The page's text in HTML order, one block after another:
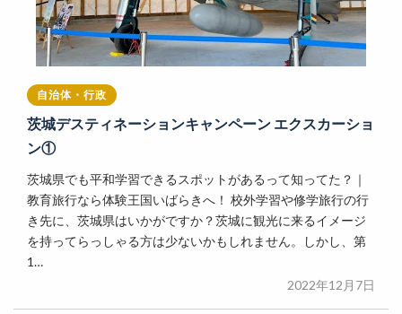
自治体・行政
茨城デスティネーションキャンペーン エクスカーショ
ン①
茨城県でも平和学習できるスポットがあるって知ってた？｜
教育旅行なら体験王国いばらきへ！ 校外学習や修学旅行の行
き先に、茨城県はいかがですか？茨城に観光に来るイメージ
を持ってらっしゃる方は少ないかもしれません。しかし、第
1…
2022年12月7日